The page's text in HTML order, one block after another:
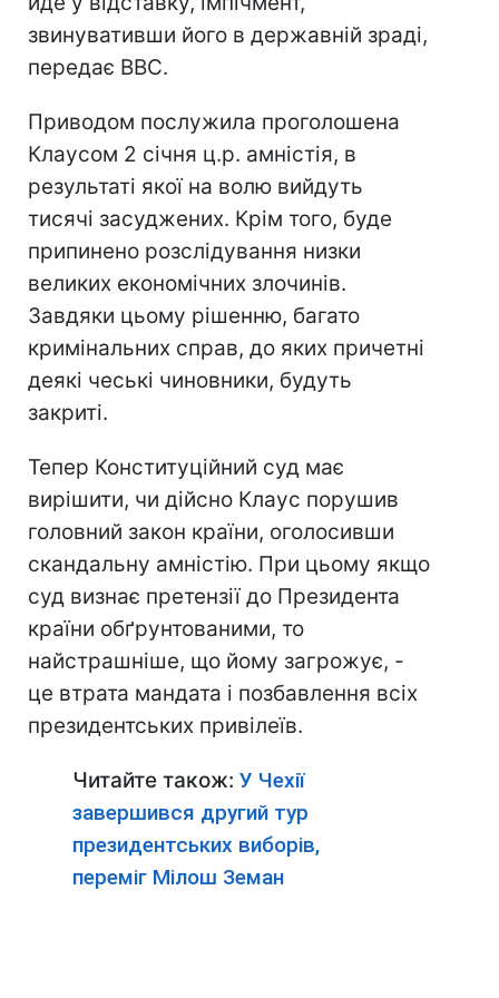
звинувативши його в державній зраді,
передає BBC.
Приводом послужила проголошена
Клаусом 2 січня ц.р. амністія, в
результаті якої на волю вийдуть
тисячі засуджених. Крім того, буде
припинено розслідування низки
великих економічних злочинів.
Завдяки цьому рішенню, багато
кримінальних справ, до яких причетні
деякі чеські чиновники, будуть
закриті.
Тепер Конституційний суд має
вирішити, чи дійсно Клаус порушив
головний закон країни, оголосивши
скандальну амністію. При цьому якщо
суд визнає претензії до Президента
країни обґрунтованими, то
найстрашніше, що йому загрожує, -
це втрата мандата і позбавлення всіх
президентських привілеїв.
Читайте також: У Чехії
завершився другий тур
президентських виборів,
переміг Мілош Земан